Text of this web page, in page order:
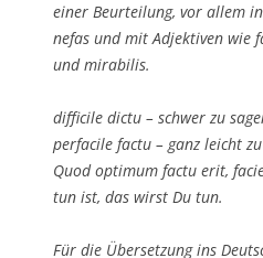
einer Beurteilung, vor allem
nefas und mit Adjektiven wie
und mirabilis.
difficile dictu – schwer zu
perfacile factu – ganz leicht
Quod optimum factu erit,
tun ist, das wirst Du tun.
Für die Übersetzung ins